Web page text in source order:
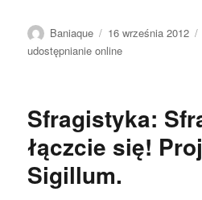
Autor
Baniaque
Data
publikacji
16 września 2012
udostępnianie online
Sfragistyka:
łączcie się!
Sigillum.